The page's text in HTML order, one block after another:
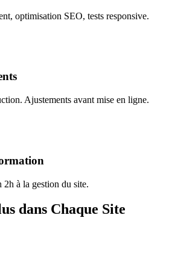
optimisation SEO, tests responsive.
Ajustements avant mise en ligne.
à la gestion du site.
dans Chaque Site